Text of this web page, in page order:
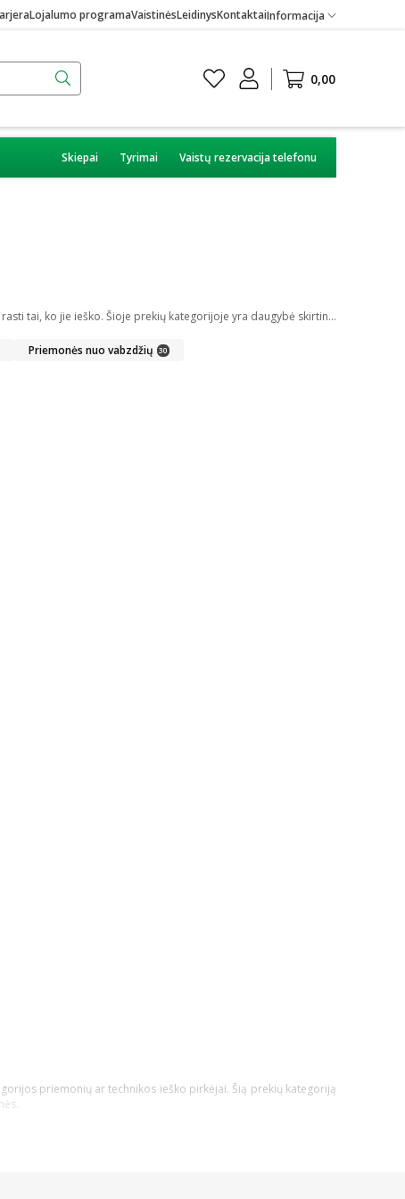
Lojalumo programaVaistinėsLeidinysKontaktaiInformacija
0,00
Skiepai Tyrimai Vaistų rezervacija telefonu
Internetinėje vaistinėje galite įsigyti skirtingų medicininių prekių. Platus įvairių priemonių ir technikos pasirinkimas leis visiems pirkėjams lengviau rasti tai, ko jie ieško. Šioje prekių kategorijoje yra daugybė skirtingų medicinos priemonių ir priedų, pradedant specialiais kremais ir pleistrais, baigiant kapsulėmis ar drėkinančiais akių lašais. Jeigu jums sunku apsispręsti, kurie produktai būtų geriausias ar tinkamiausias pasirinkimas, mūsų konsultantai gali jums patarti nuotoliniu būdu: internetu aktyviame pokalbio lange, el. paštu ar telefonu.
Priemonės nuo vabzdžių 30
priemonių ar technikos ieško pirkėjai. Šią prekių kategoriją